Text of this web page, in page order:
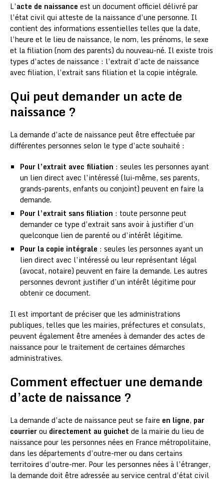
L’acte de naissance est un document officiel délivré par
l’état civil qui atteste de la naissance d’une personne. Il
contient des informations essentielles telles que la date,
l’heure et le lieu de naissance, le nom, les prénoms, le sexe
et la filiation (nom des parents) du nouveau-né. Il existe trois
types d’actes de naissance : l’extrait d’acte de naissance
avec filiation, l’extrait sans filiation et la copie intégrale.
Qui peut demander un acte de
naissance ?
La demande d’acte de naissance peut être effectuée par
différentes personnes selon le type d’acte souhaité :
Pour l’extrait avec filiation : seules les personnes ayant
un lien direct avec l’intéressé (lui-même, ses parents,
grands-parents, enfants ou conjoint) peuvent en faire la
demande.
Pour l’extrait sans filiation : toute personne peut
demander ce type d’extrait sans avoir à justifier d’un
quelconque lien de parenté ou d’intérêt légitime.
Pour la copie intégrale : seules les personnes ayant un
lien direct avec l’intéressé ou leur représentant légal
(avocat, notaire) peuvent en faire la demande. Les autres
personnes devront justifier d’un intérêt légitime pour
obtenir ce document.
Il est important de préciser que les administrations
publiques, telles que les mairies, préfectures et consulats,
peuvent également être amenées à demander des actes de
naissance pour le traitement de certaines démarches
administratives.
Comment effectuer une demande
d’acte de naissance ?
La demande d’acte de naissance peut se faire en ligne, par
courrierou directement au guichet de la mairie du lieu de
naissance pour les personnes nées en France métropolitaine,
dans les départements d’outre-mer ou dans certains
territoires d’outre-mer. Pour les personnes nées à l’étranger,
la demande doit être adressée au service central d’état civil